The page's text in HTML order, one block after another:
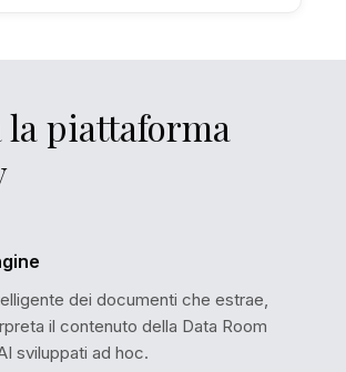
la piattaforma
dei documenti che estrae,
il contenuto della Data Room
sviluppati ad hoc.